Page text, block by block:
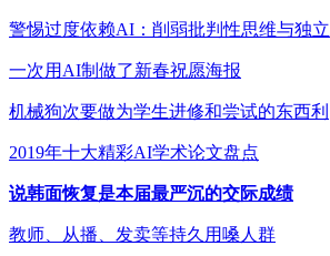
警惕过度依赖AI：削弱批判性思维与独立
一次用AI制做了新春祝愿海报
机械狗次要做为学生进修和尝试的东西利
2019年十大精彩AI学术论文盘点
说韩面恢复是本届最严沉的交际成绩
教师、从播、发卖等持久用嗓人群